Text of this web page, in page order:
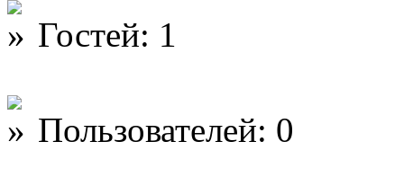
Гостей: 1
Пользователей: 0